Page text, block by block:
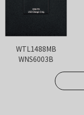
WTL1488MB
WNS6003B